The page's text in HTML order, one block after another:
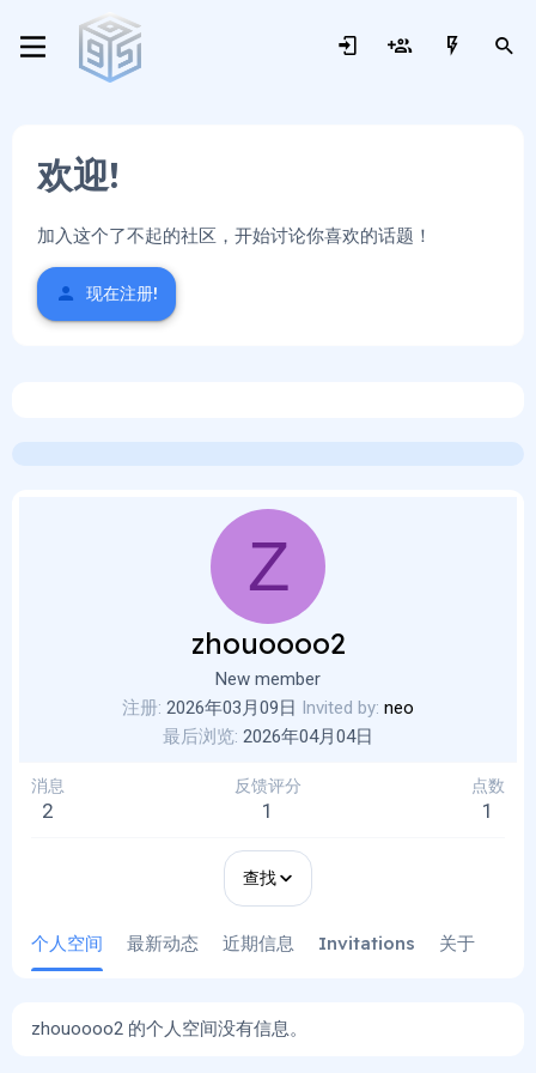
欢迎!
加入这个了不起的社区，开始讨论你喜欢的话题！
现在注册!
Z
zhouoooo2
New member
注册 2026年03月09日 Invited by neo
最后浏览 2026年04月04日
消息
2
反馈评分
1
点数
1
查找
个人空间 最新动态 近期信息 Invitations 关于
zhouoooo2 的个人空间没有信息。